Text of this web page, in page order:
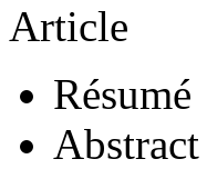
Article
Résumé
Abstract